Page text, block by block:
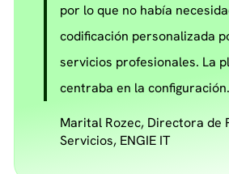
por lo que no había
codificación personalizada
servicios profesionales. La
centraba en la
Marital Rozec, Directora de
Servicios, ENGIE IT